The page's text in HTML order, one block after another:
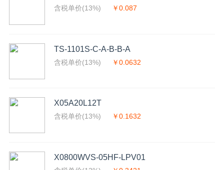
含税单价(13%) ￥0.087
TS-1101S-C-A-B-B-A
含税单价(13%) ￥0.0632
X05A20L12T
含税单价(13%) ￥0.1632
X0800WVS-05HF-LPV01